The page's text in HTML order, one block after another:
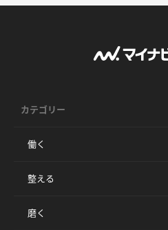
カテゴリー
働く
整える
磨く